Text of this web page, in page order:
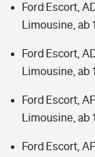
Ford Escort,
Limousine, ab
Ford Escort,
Limousine, ab
Ford Escort,
Limousine, ab
Ford Escort,